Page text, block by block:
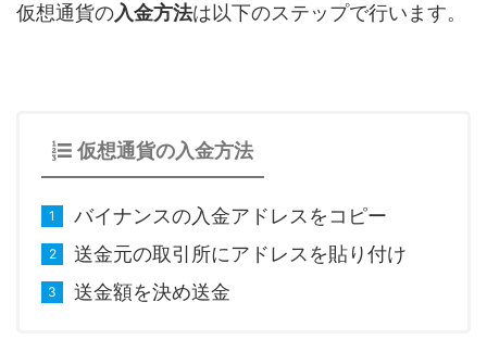
仮想通貨の入金方法は以下のステップで行います。
仮想通貨の入金方法
バイナンスの入金アドレスをコピー
送金元の取引所にアドレスを貼り付け
送金額を決め送金